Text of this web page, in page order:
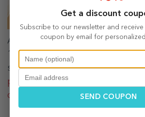
Alege un mărțișor personalizat
1 Martie într-o sărbătoare cu
specială!Descoperă colecția
personalizează mărțișorul
dragi!
Get a discount
Subscribe to our newsletter and receive
coupon by email for
SEND COUPON